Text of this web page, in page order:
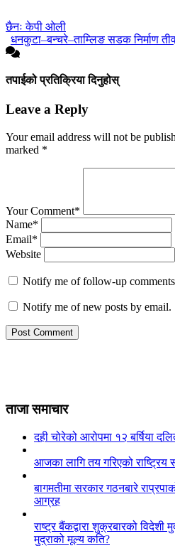
छैनः केपी ओली
धनकुटा–बन्चरे–ताम्लिङ सडक निर्माण
तपाईको प्रतिक्रिया दिनुहोस्
Leave a Reply
Your email address will not be
marked *
Your Comment*
Name*
Email*
Website
Notify me of follow-up
Notify me of new posts by email.
ताजा समाचार
दही चोरेको आरोपमा १२ बर्षिया
आजका लागि तय गरिएको राष्ट्रिय
बागमतीमा सरकार गठनबारे
आग्रह
राष्ट्र बैंकद्वारा शुक्रबारको विदेशी
मुद्राको मूल्य कति?